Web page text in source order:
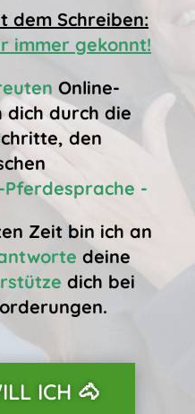
dem Schreiben:
immer gekonnt!
Online-
dich durch die
den
Pferdesprache -
Zeit bin ich an
deine
dich bei
ICH 🐴